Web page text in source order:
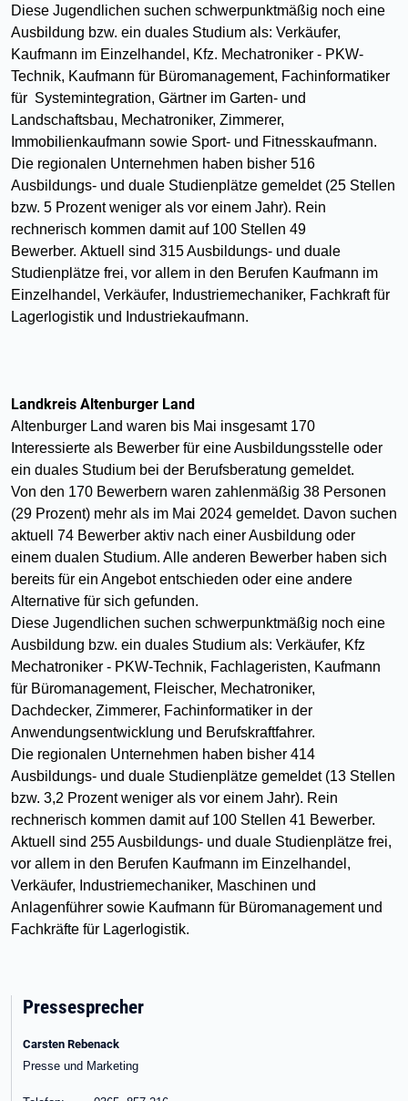
Diese Jugendlichen suchen schwerpunktmäßig noch eine
Ausbildung bzw. ein duales Studium als: Verkäufer,
Kaufmann im Einzelhandel, Kfz. Mechatroniker - PKW-
Technik, Kaufmann für Büromanagement, Fachinformatiker
für Systemintegration, Gärtner im Garten- und
Landschaftsbau, Mechatroniker, Zimmerer,
Immobilienkaufmann sowie Sport- und Fitnesskaufmann.
Die regionalen Unternehmen haben bisher 516
Ausbildungs- und duale Studienplätze gemeldet (25 Stellen
bzw. 5 Prozent weniger als vor einem Jahr). Rein
rechnerisch kommen damit auf 100 Stellen 49
Bewerber. Aktuell sind 315 Ausbildungs- und duale
Studienplätze frei, vor allem in den Berufen Kaufmann im
Einzelhandel, Verkäufer, Industriemechaniker, Fachkraft für
Lagerlogistik und Industriekaufmann.
Landkreis Altenburger Land
Altenburger Land waren bis Mai insgesamt 170
Interessierte als Bewerber für eine Ausbildungsstelle oder
ein duales Studium bei der Berufsberatung gemeldet.
Von den 170 Bewerbern waren zahlenmäßig 38 Personen
(29 Prozent) mehr als im Mai 2024 gemeldet. Davon suchen
aktuell 74 Bewerber aktiv nach einer Ausbildung oder
einem dualen Studium. Alle anderen Bewerber haben sich
bereits für ein Angebot entschieden oder eine andere
Alternative für sich gefunden.
Diese Jugendlichen suchen schwerpunktmäßig noch eine
Ausbildung bzw. ein duales Studium als: Verkäufer, Kfz
Mechatroniker - PKW-Technik, Fachlageristen, Kaufmann
für Büromanagement, Fleischer, Mechatroniker,
Dachdecker, Zimmerer, Fachinformatiker in der
Anwendungsentwicklung und Berufskraftfahrer.
Die regionalen Unternehmen haben bisher 414
Ausbildungs- und duale Studienplätze gemeldet (13 Stellen
bzw. 3,2 Prozent weniger als vor einem Jahr). Rein
rechnerisch kommen damit auf 100 Stellen 41 Bewerber.
Aktuell sind 255 Ausbildungs- und duale Studienplätze frei,
vor allem in den Berufen Kaufmann im Einzelhandel,
Verkäufer, Industriemechaniker, Maschinen und
Anlagenführer sowie Kaufmann für Büromanagement und
Fachkräfte für Lagerlogistik.
Pressesprecher
Carsten Rebenack
Presse und Marketing